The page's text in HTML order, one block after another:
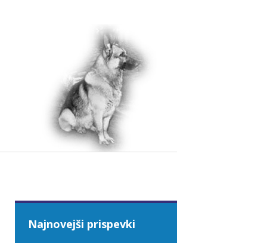
Najnovejši prispevki